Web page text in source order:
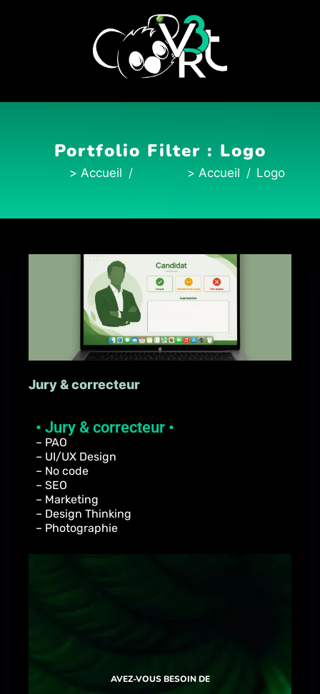
Portfolio Filter : Logo
Logo
Jury & correcteur
• Jury & correcteur •
– PAO
– UI/UX Design
– No code
– SEO
– Marketing
– Design Thinking
– Photographie
AVEZ-VOUS BESOIN DE